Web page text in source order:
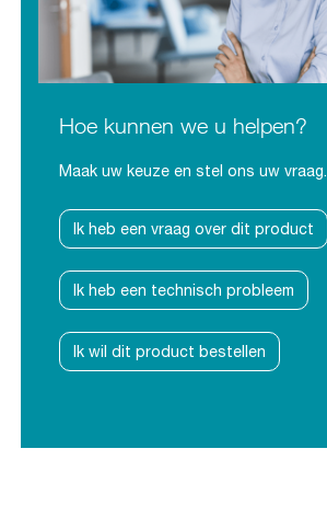
Hoe kunnen we u helpen?
Maak uw keuze en stel ons uw vraag.
Ik heb een vraag over dit product
Ik heb een technisch probleem
Ik wil dit product bestellen